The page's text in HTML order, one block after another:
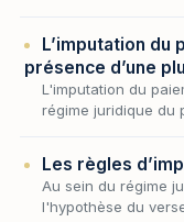
L’imputation du
présence d’une
L'imputation du
régime juridique du
tout…
Les règles
Au sein du régime
l'hypothèse du